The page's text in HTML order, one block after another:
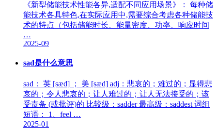
《新型储能技术性能各异,适配不同应用场景》： 每种储
能技术各具特色,在实际应用中,需要综合考虑各种储能技
术的特点（包括储能时长、能量密度、功率、响应时间
…
2025-09
sad是什么意思
sad： 英 [sæd] ； 美 [sæd] adj：悲哀的；难过的；显得悲
哀的；令人悲哀的；让人难过的；让人无法接受的；该
受责备 (或批评)的 比较级：sadder 最高级：saddest 词组
短语： 1、feel …
2025-01